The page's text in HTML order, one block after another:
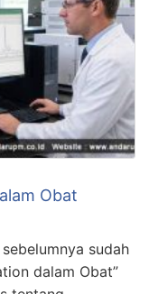
Obat
sudah
dalam Obat”